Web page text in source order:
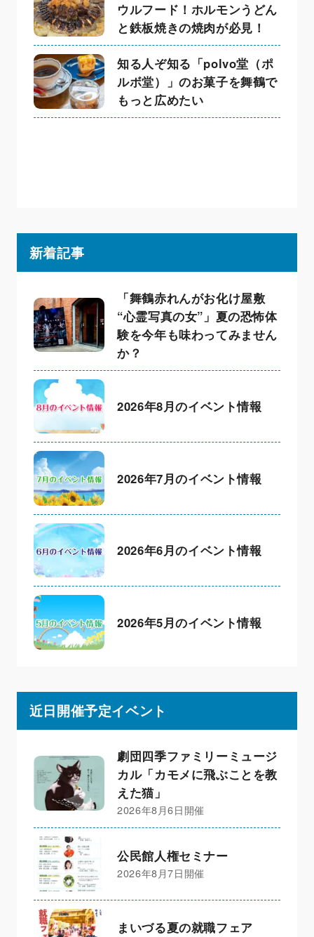
ウルフード！ホルモンうどん
と鉄板焼きの焼肉が必見！
知る人ぞ知る「polvo堂（ポ
ルボ堂）」のお菓子を舞鶴で
もっと広めたい
新着記事
「舞鶴赤れんがお化け屋敷
“心霊写真の女”」夏の恐怖体
験を今年も味わってみません
か？
2026年8月のイベント情報
2026年7月のイベント情報
2026年6月のイベント情報
2026年5月のイベント情報
近日開催予定イベント
劇団四季ファミリーミュージ
カル「カモメに飛ぶことを教
えた猫」
2026年8月6日開催
公民館人権セミナー
2026年8月7日開催
まいづる夏の就職フェア